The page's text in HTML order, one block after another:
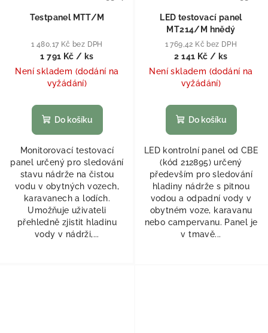
Testpanel MTT/M
1 480,17 Kč bez DPH
1 791 Kč / ks
Není skladem (dodání na
vyžádání)
Do košíku
Monitorovací testovací
panel určený pro sledování
stavu nádrže na čistou
vodu v obytných vozech,
karavanech a lodích.
Umožňuje uživateli
přehledně zjistit hladinu
vody v nádrži,...
LED testovací panel
MT214/M hnědý
1 769,42 Kč bez DPH
2 141 Kč / ks
Není skladem (dodání na
vyžádání)
Do košíku
LED kontrolní panel od CBE
(kód 212895) určený
především pro sledování
hladiny nádrže s pitnou
vodou a odpadní vody v
obytném voze, karavanu
nebo campervanu. Panel je
v tmavě...